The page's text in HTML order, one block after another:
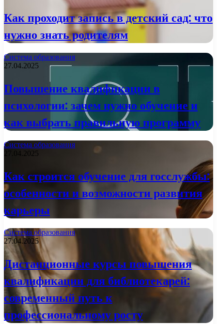
Как проходит запись в детский сад: что
нужно знать родителям
Система образования
27.04.2025
Повышение квалификации в
психологии: зачем нужно обучение и
как выбрать правильную программу
Система образования
27.04.2025
Как строится обучение для госслужбы:
особенности и возможности развития
карьеры
Система образования
27.04.2025
Дистанционные курсы повышения
квалификации для библиотекарей:
современный путь к
профессиональному росту